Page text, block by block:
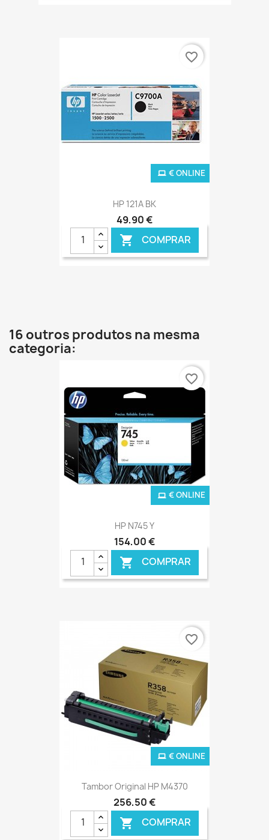
HP 121A BK
49,90 €
 COMPRAR
€ ONLINE
favorite_border
16 outros produtos na mesma
categoria:
HP N745 Y
154,00 €
 COMPRAR
€ ONLINE
favorite_border
Tambor Original HP M4370
256,50 €
 COMPRAR
€ ONLINE
favorite_border